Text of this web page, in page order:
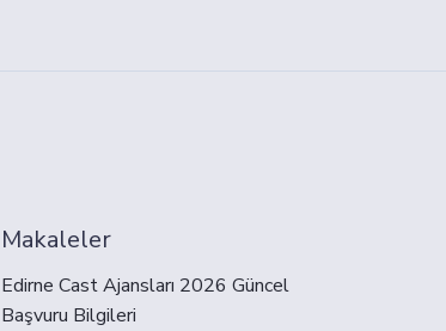
Makaleler
Edirne Cast Ajansları 2026 Güncel
Başvuru Bilgileri